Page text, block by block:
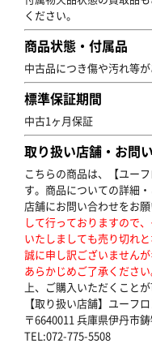
ください。
商品状態・付属品
中古品につき傷や汚れ等
標準保証期間
中古1ヶ月保証
取り扱い店舗・お問
こちらの商品は、【ユー
す。商品についての詳細
店舗にお問い合わせをお願
して行っておりますので
いたしましても売り切れ
誠に申し訳ございません
あらかじめご了承ください
上、ご購入いただくことが
【取り扱い店舗】ユーフ
〒6640011 兵庫県伊丹市
TEL:072-775-5508